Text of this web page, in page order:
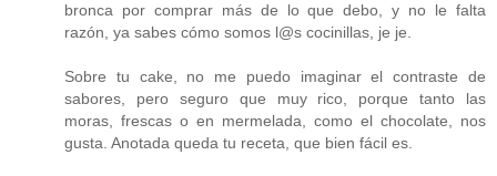
bronca por comprar más de lo que debo, y no le falta
razón, ya sabes cómo somos l@s cocinillas, je je.
Sobre tu cake, no me puedo imaginar el contraste de
sabores, pero seguro que muy rico, porque tanto las
moras, frescas o en mermelada, como el chocolate, nos
gusta. Anotada queda tu receta, que bien fácil es.